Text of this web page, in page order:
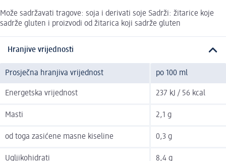
Može sadržavati tragove: soja i derivati soje Sadrži: žitarice koje
sadrže gluten i proizvodi od žitarica koji sadrže gluten
Hranjive vrijednosti
Prosječna hranjiva vrijednost po 100 ml
Energetska vrijednost 237 kJ / 56 kcal
Masti 2,1 g
od toga zasićene masne kiseline 0,3 g
Ugljikohidrati 8,4 g